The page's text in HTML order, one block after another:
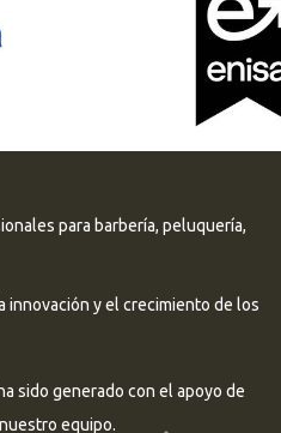
para barbería, peluquería,
innovación y el crecimiento de los
sido generado con el apoyo de
equipo.